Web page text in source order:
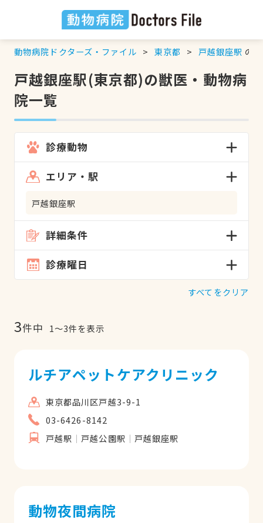
動物病院ドクターズ・ファイル 東京都 戸越銀座駅 の
戸越銀座駅(東京都)の獣医・動物病
院一覧
診療動物
エリア・駅
戸越銀座駅
詳細条件
診療曜日
すべてをクリア
3件中 1〜3件を表示
ルチアペットケアクリニック
東京都品川区戸越3-9-1
03-6426-8142
戸越駅
戸越公園駅 戸越銀座駅
動物夜間病院